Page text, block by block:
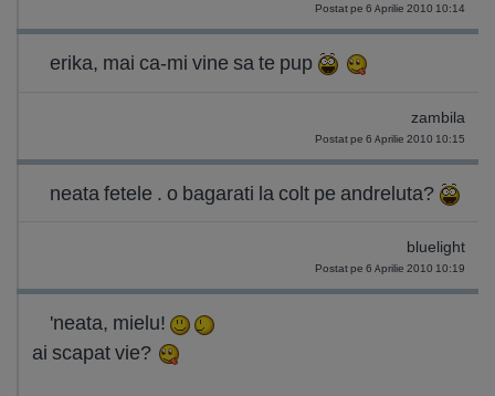
Postat pe 6 Aprilie 2010 10:14
erika, mai ca-mi vine sa te pup
zambila
Postat pe 6 Aprilie 2010 10:15
neata fetele . o bagarati la colt pe andreluta?
bluelight
Postat pe 6 Aprilie 2010 10:19
'neata, mielu!
ai scapat vie?